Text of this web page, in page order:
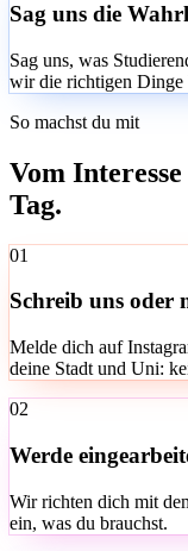
Sag uns die
Sag uns, was
wir die richtigen Dinge
So machst du mit
Vom
Tag.
01
Schreib uns oder
Melde dich auf
deine Stadt und Uni:
02
Werde
Wir richten dich mit
ein, was du brauchst.